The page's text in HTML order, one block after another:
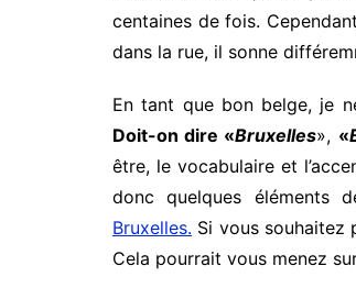
centaines de fois.
dans la rue, il sonne
En tant que bon belge, je
Doit-on dire «Bruxelles», «
être, le vocabulaire et
donc quelques éléments
Bruxelles. Si vous souhaitez
Cela pourrait vous menez